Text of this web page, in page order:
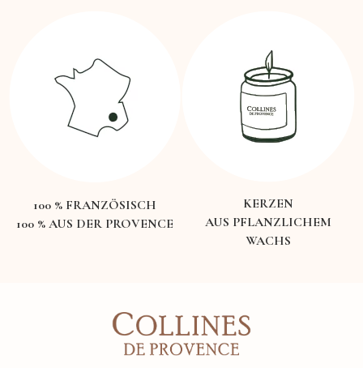
100 % FRANZÖSISCH
100 % AUS DER PROVENCE
KERZEN
AUS PFLANZLICHEM
WACHS